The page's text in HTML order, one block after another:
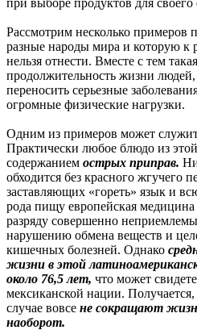
Рассмотрим несколько
разные народы мира и которую к
нельзя отнести. Вместе с тем
продолжительность жизни
переносить серьезные
огромные физические нагрузки.
Одним из примеров может
Практически любое блюдо из
содержанием острых приправ.
обходится без красного жгучего
заставляющих «гореть» язык и
рода пищу европейская медицина
разряду совершенно
нарушению обмена веществ и
кишечных болезней. Однако
жизни в этой
около 76,5 лет, что может
мексиканской нации.
случае вовсе не сокращают
наоборот.